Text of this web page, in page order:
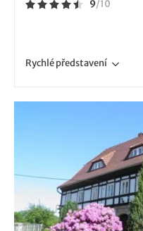
9/10
Rychlépředstavení